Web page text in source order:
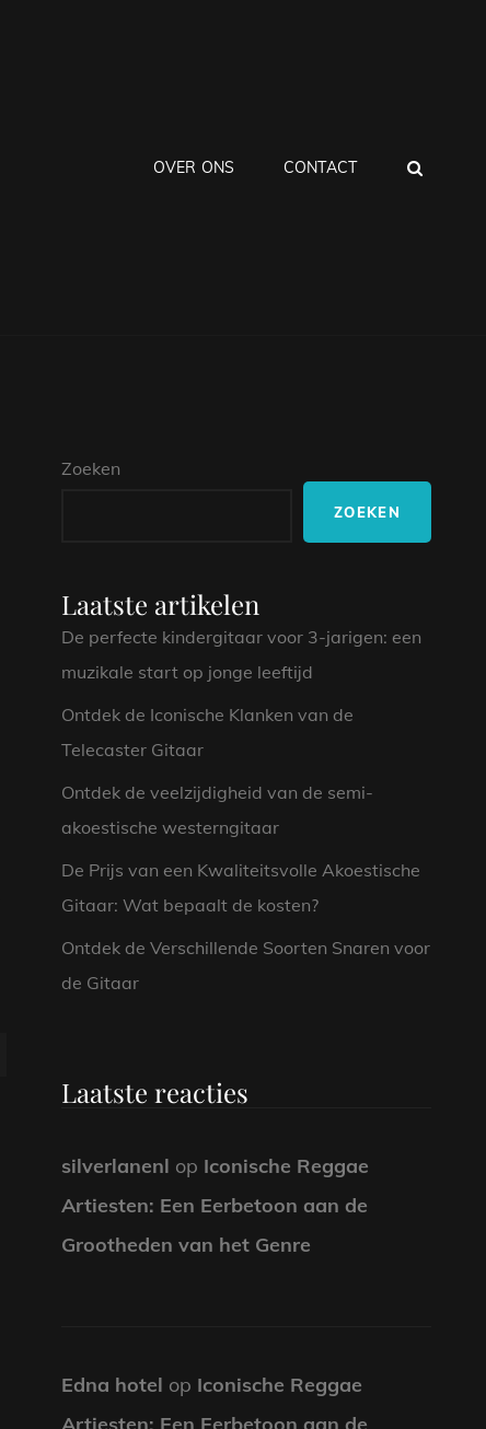
OVER ONS CONTACT
Zoeken
ZOEKEN
Laatste artikelen
De perfecte kindergitaar voor 3-jarigen: een
muzikale start op jonge leeftijd
Ontdek de Iconische Klanken van de
Telecaster Gitaar
Ontdek de veelzijdigheid van de semi-
akoestische westerngitaar
De Prijs van een Kwaliteitsvolle Akoestische
Gitaar: Wat bepaalt de kosten?
Ontdek de Verschillende Soorten Snaren voor
de Gitaar
Laatste reacties
silverlanenl op Iconische Reggae
Artiesten: Een Eerbetoon aan de
Grootheden van het Genre
Edna hotel op Iconische Reggae